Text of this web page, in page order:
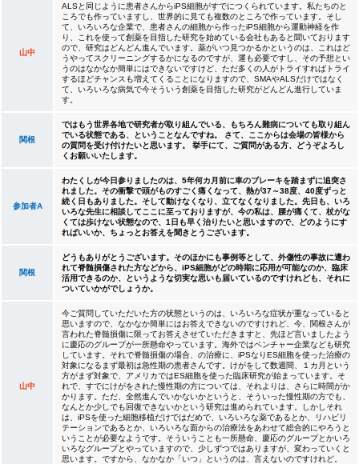
山中
ALSと同じように患者さんからiPS細胞がすでにつくられています。私たちのと
ころでも作っていますし、世界的に見ても複数のところで作っています。そし
て、いろいろな企業で、患者さんの細胞から作ったiPS細胞から運動神経を作
り、これを使って創薬を目指した研究を始めている会社もあると聞いております
ので、研究はどんどん進んでいます。薬がいつ見つかるかというのは、これはど
うやってスクリーニングするかになるのですが、運も必要ですし、その予想とい
うのはなかなか簡単にはできないですけど、ただ多くの人がトライすればトライ
するほどチャンスも増えてくることになりますので、SMAやALSだけではなく
て、いろいろな病気で今そういう創薬を目指した研究がどんどん進行していま
す。
関根
ではもう世界各地で研究者が取り組んでいる、もちろん難病についても取り組ん
でいる状態である、ということなんですね。 さて、ここからは会場の皆様から
の質問を受け付けたいと思います。 挙手にて、ご質問がある方、どうぞよろし
くお願いいたします。
参加者A
わたくしが今日参りましたのは、5年何カ月前に車のブレーキを踏まずに追突さ
れました。その衝撃で頭がものすごく痛くなって、熱が37～38度、40度ずっと
続く日もありました。そして動けなくなり、立てなくなりました。先日も、いろ
いろな先生に相談してここに至っておりますが、今の私は、腰が痛くて、杖がな
くては歩けない状態なので、1日も早く治りたいと思いますので、どのようにす
ればいいか、ちょっとお答えを聞きとうございます。
関根
どうもありがとうございます。そのほかにも事例等として、外傷性の事故に遭わ
れて脊髄損傷された方などから、iPS細胞がどの時期に応用が可能なのか、臨床
活用できるのか、というような切実な思いも届いているのですけれども、それに
ついていかがでしょうか。
山中
今ご質問していただいた方の状態というのは、いろいろな症状が重なっていると
思いますので、なかなか簡単にはお答えできないのですけれど、今、関根さんが
言われた脊髄損傷に限ってお答えさせていただきますと、先ほど言いましたよう
に慶応のグループが一所懸命やっています。海外ではベンチャー企業なども研究
しています。それで脊髄損傷の場合、の治療に、iPSなりES細胞を使った治療の
対象になるまず最初は急性期の患者さんです。けがをして数週間、１カ月という
方がまず対象で、アメリカではES細胞を使った臨床研究が始まっています。そ
れで、すでにけがをされた慢性期の方については、それよりは、さらに時間がか
かります。ただ、全然進んでいかないかというと、そういった慢性期の方でも、
なんとか少しでも回復できないかという研究は進められています。しかしそれ
は、iPSを使った細胞移植だけではだめで、いろいろな薬であるとか、リハビリ
テーションであるとか、いろいろな面からの治療法をあわせて総合的にやろうと
いうことが必要なようです。そういうことも一所懸命、慶応のグループとかいろ
いろなグループとやっていますので、少しずつではありますが、変わっていくと
思います。ですから、なかなか「いつ」というのは、言えないのですけれど。